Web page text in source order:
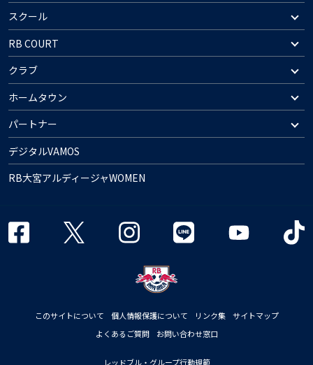
スクール
RB COURT
クラブ
ホームタウン
パートナー
デジタルVAMOS
RB大宮アルディージャWOMEN
このサイトについて 個人情報保護について リンク集
サイトマップ
よくあるご質問
お問い合わせ窓口
レッドブル・グループ行動規範